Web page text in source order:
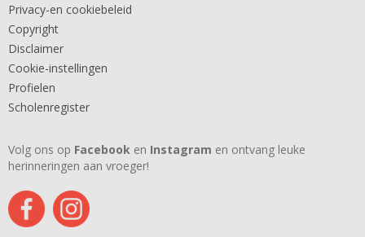
Privacy-en cookiebeleid
Copyright
Disclaimer
Cookie-instellingen
Profielen
Scholenregister
Volg ons op Facebook en Instagram en ontvang leuke
herinneringen aan vroeger!